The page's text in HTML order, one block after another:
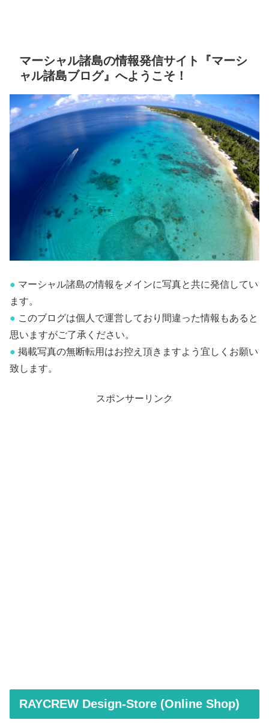
マーシャル諸島の情報発信サイト『マーシ
ャル諸島ブログ』へようこそ！
● マーシャル諸島の情報をメインに写真と共に発信してい
ます。
● このブログは個人で運営しており間違った情報もあると
思いますがご了承ください。
● 掲載写真の無断転用はお控え頂きますよう宜しくお願い
致します。
スポンサーリンク
RAYCREW Design-Store (Online Shop)